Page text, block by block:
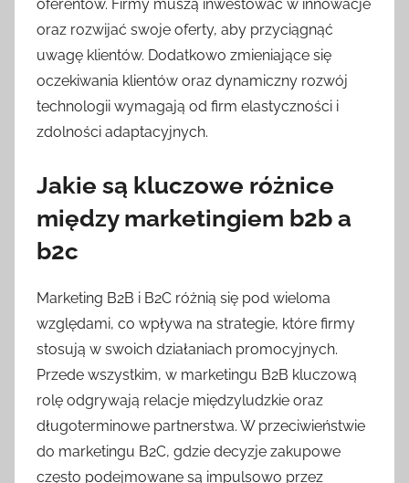
oferentów. Firmy muszą inwestować w innowacje
oraz rozwijać swoje oferty, aby przyciągnąć
uwagę klientów. Dodatkowo zmieniające się
oczekiwania klientów oraz dynamiczny rozwój
technologii wymagają od firm elastyczności i
zdolności adaptacyjnych.
Jakie są kluczowe różnice
między marketingiem b2b a
b2c
Marketing B2B i B2C różnią się pod wieloma
względami, co wpływa na strategie, które firmy
stosują w swoich działaniach promocyjnych.
Przede wszystkim, w marketingu B2B kluczową
rolę odgrywają relacje międzyludzkie oraz
długoterminowe partnerstwa. W przeciwieństwie
do marketingu B2C, gdzie decyzje zakupowe
często podejmowane są impulsowo przez